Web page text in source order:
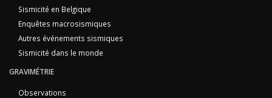
Sismicité en Belgique
Enquêtes macrosismiques
Autres événements sismiques
Sismicité dans le monde
GRAVIMÉTRIE
Observations